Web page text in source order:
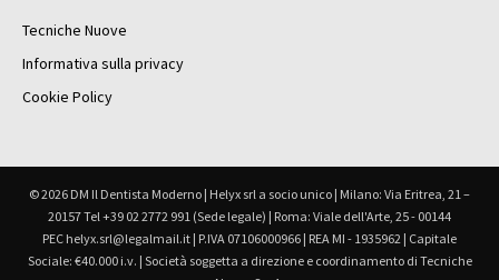
Tecniche Nuove
Informativa sulla privacy
Cookie Policy
© 2026 DM Il Dentista Moderno | Helyx srl a socio unico | Milano: Via Eritrea, 21 –
20157 Tel +39 02 2772 991 (Sede legale) | Roma: Viale dell'Arte, 25 - 00144
PEC helyx.srl@legalmail.it | P.IVA 07106000966 | REA MI - 1935962 | Capitale
Sociale: €40.000 i.v. | Società soggetta a direzione e coordinamento di Tecniche